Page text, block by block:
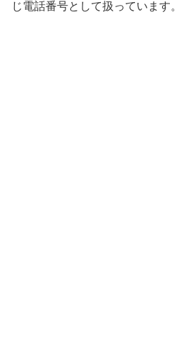
じ電話番号として扱っています。